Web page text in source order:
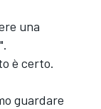
una
è certo.
guardare